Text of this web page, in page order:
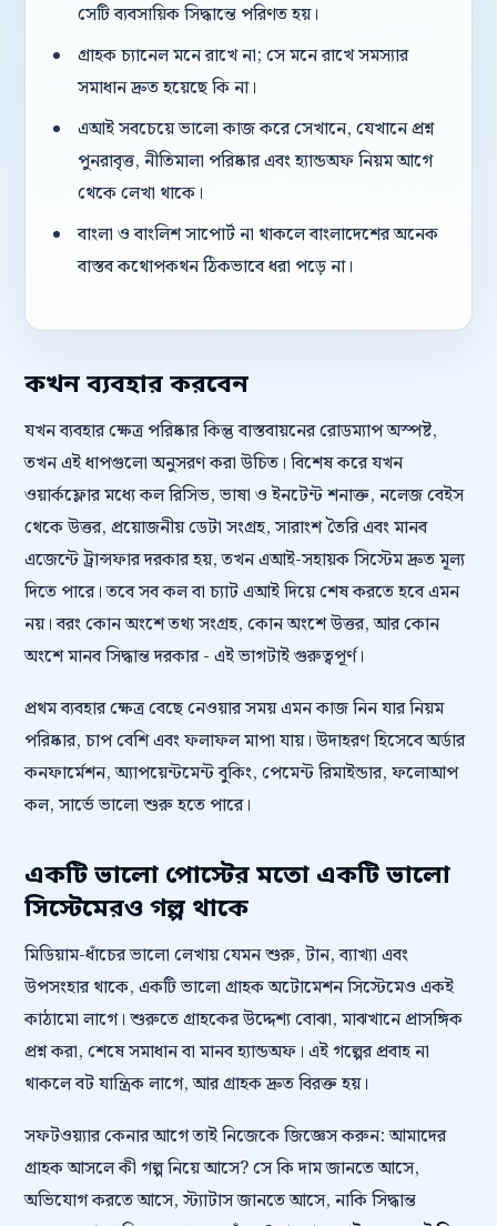
সেটি ব্যবসায়িক সিদ্ধান্তে পরিণত হয়।
গ্রাহক চ্যানেল মনে রাখে না; সে মনে রাখে সমস্যার
সমাধান দ্রুত হয়েছে কি না।
এআই সবচেয়ে ভালো কাজ করে সেখানে, যেখানে প্রশ্ন
পুনরাবৃত্ত, নীতিমালা পরিষ্কার এবং হ্যান্ডঅফ নিয়ম আগে
থেকে লেখা থাকে।
বাংলা ও বাংলিশ সাপোর্ট না থাকলে বাংলাদেশের অনেক
বাস্তব কথোপকথন ঠিকভাবে ধরা পড়ে না।
কখন ব্যবহার করবেন
যখন ব্যবহার ক্ষেত্র পরিষ্কার কিন্তু বাস্তবায়নের রোডম্যাপ অস্পষ্ট,
তখন এই ধাপগুলো অনুসরণ করা উচিত। বিশেষ করে যখন
ওয়ার্কফ্লোর মধ্যে কল রিসিভ, ভাষা ও ইনটেন্ট শনাক্ত, নলেজ বেইস
থেকে উত্তর, প্রয়োজনীয় ডেটা সংগ্রহ, সারাংশ তৈরি এবং মানব
এজেন্টে ট্রান্সফার দরকার হয়, তখন এআই-সহায়ক সিস্টেম দ্রুত মূল্য
দিতে পারে। তবে সব কল বা চ্যাট এআই দিয়ে শেষ করতে হবে এমন
নয়। বরং কোন অংশে তথ্য সংগ্রহ, কোন অংশে উত্তর, আর কোন
অংশে মানব সিদ্ধান্ত দরকার - এই ভাগটাই গুরুত্বপূর্ণ।
প্রথম ব্যবহার ক্ষেত্র বেছে নেওয়ার সময় এমন কাজ নিন যার নিয়ম
পরিষ্কার, চাপ বেশি এবং ফলাফল মাপা যায়। উদাহরণ হিসেবে অর্ডার
কনফার্মেশন, অ্যাপয়েন্টমেন্ট বুকিং, পেমেন্ট রিমাইন্ডার, ফলোআপ
কল, সার্ভে ভালো শুরু হতে পারে।
একটি ভালো পোস্টের মতো একটি ভালো
সিস্টেমেরও গল্প থাকে
মিডিয়াম-ধাঁচের ভালো লেখায় যেমন শুরু, টান, ব্যাখ্যা এবং
উপসংহার থাকে, একটি ভালো গ্রাহক অটোমেশন সিস্টেমেও একই
কাঠামো লাগে। শুরুতে গ্রাহকের উদ্দেশ্য বোঝা, মাঝখানে প্রাসঙ্গিক
প্রশ্ন করা, শেষে সমাধান বা মানব হ্যান্ডঅফ। এই গল্পের প্রবাহ না
থাকলে বট যান্ত্রিক লাগে, আর গ্রাহক দ্রুত বিরক্ত হয়।
সফটওয়্যার কেনার আগে তাই নিজেকে জিজ্ঞেস করুন: আমাদের
গ্রাহক আসলে কী গল্প নিয়ে আসে? সে কি দাম জানতে আসে,
অভিযোগ করতে আসে, স্ট্যাটাস জানতে আসে, নাকি সিদ্ধান্ত